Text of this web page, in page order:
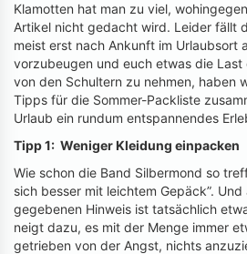
Klamotten hat man zu viel,
Artikel nicht gedacht wird. Leider fällt
meist erst nach Ankunft im Urlaubsort
vorzubeugen und euch etwas die Last
von den Schultern zu nehmen, haben
Tipps für die Sommer-Packliste
Urlaub ein rundum entspannendes
Tipp 1: Weniger Kleidung einpacken
Wie schon die Band Silbermond so
sich besser mit leichtem Gepäck”.
gegebenen Hinweis ist tatsächlich
neigt dazu, es mit der Menge immer
getrieben von der Angst, nichts